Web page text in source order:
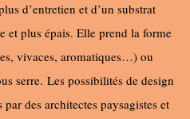
d’entretien et d’un substrat
et plus épais. Elle prend la forme
vivaces, aromatiques…) ou
serre. Les possibilités de design
des architectes paysagistes et